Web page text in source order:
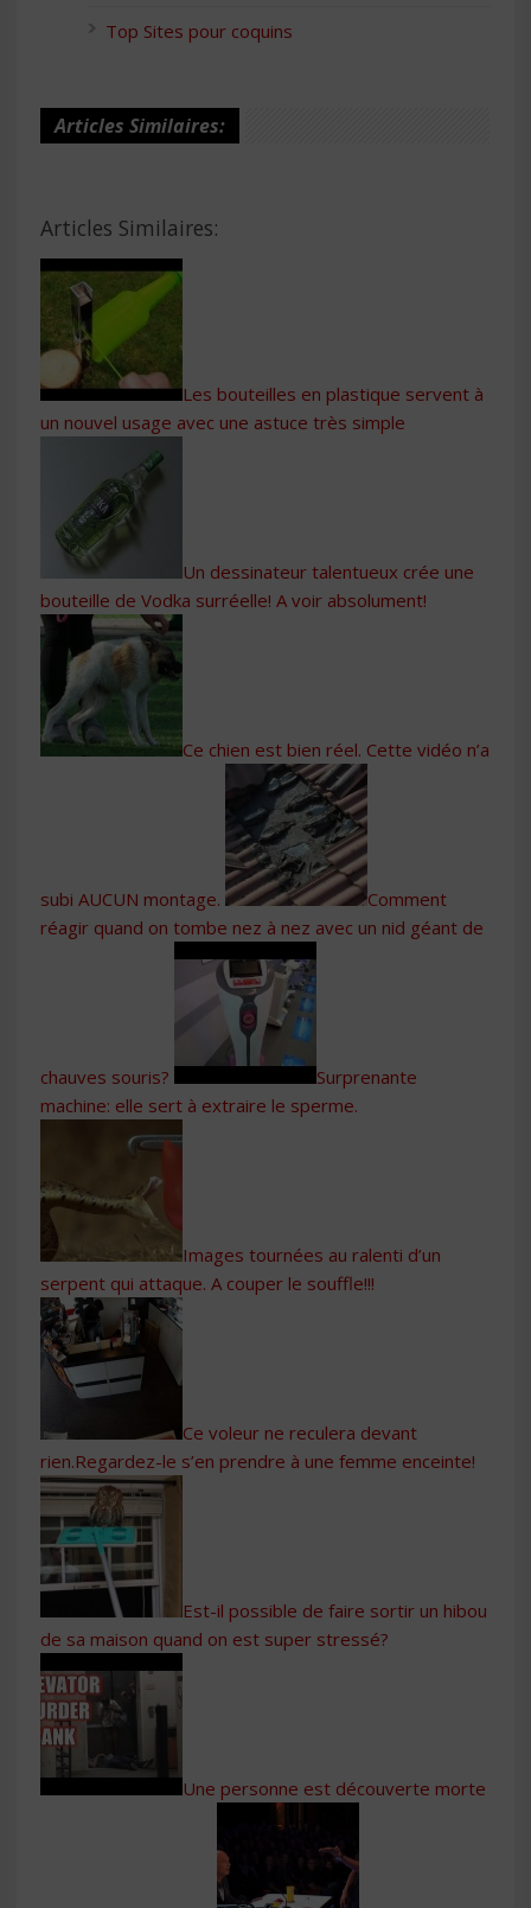
Top Sites pour coquins
Articles Similaires:
Articles Similaires:
Les bouteilles en plastique servent à
un nouvel usage avec une astuce très simple
Un dessinateur talentueux crée une
bouteille de Vodka surréelle! A voir absolument!
Ce chien est bien réel. Cette vidéo n’a
subi AUCUN montage.
Comment
réagir quand on tombe nez à nez avec un nid géant de
chauves souris?
Surprenante
machine: elle sert à extraire le sperme.
Images tournées au ralenti d’un
serpent qui attaque. A couper le souffle!!!
Ce voleur ne reculera devant
rien.Regardez-le s’en prendre à une femme enceinte!
Est-il possible de faire sortir un hibou
de sa maison quand on est super stressé?
Une personne est découverte morte